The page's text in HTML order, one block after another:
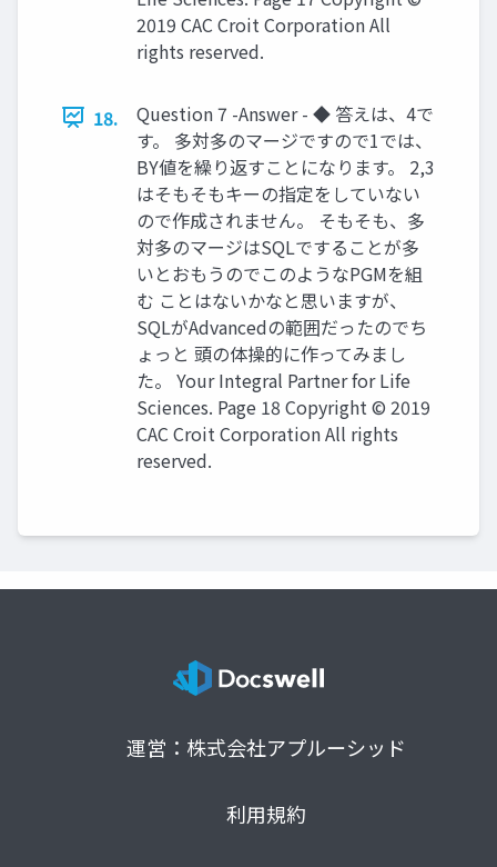
2019 CAC Croit Corporation All
rights reserved.
18.
Question 7 -Answer - ◆ 答えは、4で
す。 多対多のマージですので1では、
BY値を繰り返すことになります。 2,3
はそもそもキーの指定をしていない
ので作成されません。 そもそも、多
対多のマージはSQLですることが多
いとおもうのでこのようなPGMを組
む ことはないかなと思いますが、
SQLがAdvancedの範囲だったのでち
ょっと 頭の体操的に作ってみまし
た。 Your Integral Partner for Life
Sciences. Page 18 Copyright © 2019
CAC Croit Corporation All rights
reserved.
運営：株式会社アプルーシッド
利用規約